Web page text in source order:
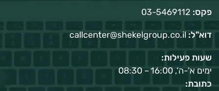
פקס:
דוא"ל: callcenter@shekelgroup.co.il
שעות פעילות:
ימים א‘-ה‘, 16:00 – 08:30
כתובת: